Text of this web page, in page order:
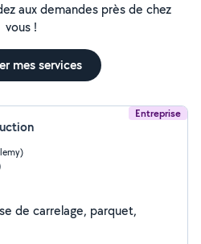
aux demandes près de chez
vous !
mes services
Entreprise
de carrelage, parquet,